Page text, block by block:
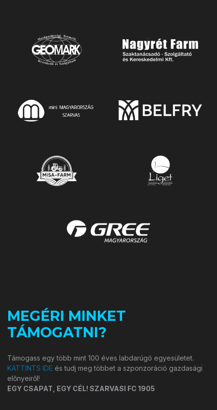
MEGÉRI MINKET
TÁMOGATNI?
Támogass egy több mint 100 éves labdarúgó egyesületet.
KATTINTS IDE és tudj meg többet a szponzoráció gazdasági
előnyeiről!
EGY CSAPAT, EGY CÉL! SZARVASI FC 1905